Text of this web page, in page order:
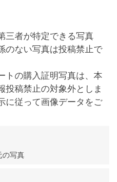
三者が特定できる写真
のない写真は投稿禁止で
トの購入証明写真は、本
投稿禁止の対象外としま
に従って画像データをご
の写真